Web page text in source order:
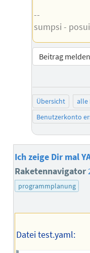
--
sumpsi -
Beitrag melden
Übersicht alle
Benutzerkonto
Ich zeige Dir mal
Raketennavigator
programmplanung
Datei test.yaml: